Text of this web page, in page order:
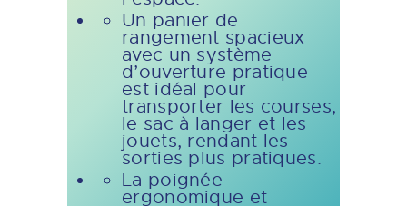
Un panier de
rangement spacieux
avec un système
d’ouverture pratique
est idéal pour
transporter les courses,
le sac à langer et les
jouets, rendant les
sorties plus pratiques.
La poignée
ergonomique et